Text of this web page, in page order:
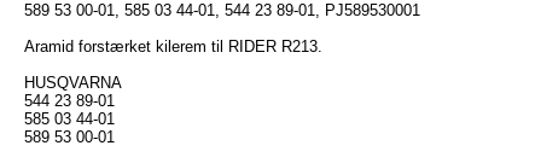
589 53 00-01, 585 03 44-01, 544 23 89-01, PJ589530001
Aramid forstærket kilerem til RIDER R213.
HUSQVARNA
544 23 89-01
585 03 44-01
589 53 00-01